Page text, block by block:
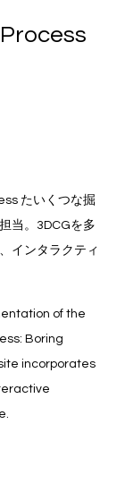
たいくつな掘
当。3DCGを多
インタラクティ
of the
Boring
incorporates